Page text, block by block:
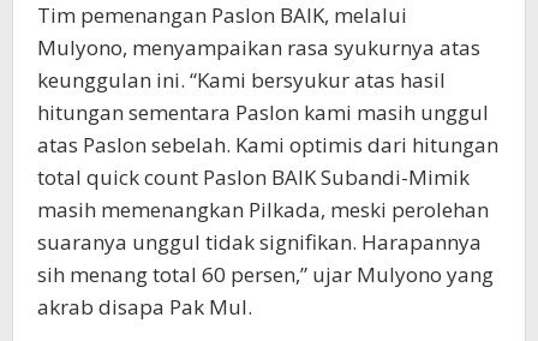
Tim pemenangan Paslon BAIK, melalui
Mulyono, menyampaikan rasa syukurnya atas
keunggulan ini. “Kami bersyukur atas hasil
hitungan sementara Paslon kami masih unggul
atas Paslon sebelah. Kami optimis dari hitungan
total quick count Paslon BAIK Subandi-Mimik
masih memenangkan Pilkada, meski perolehan
suaranya unggul tidak signifikan. Harapannya
sih menang total 60 persen,” ujar Mulyono yang
akrab disapa Pak Mul.